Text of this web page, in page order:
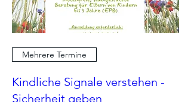
Mehrere Termine
Kindliche Signale verstehen -
Sicherheit geben